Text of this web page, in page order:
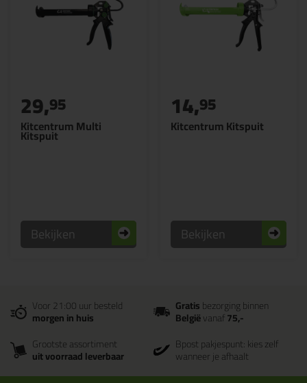
Kitcentrum Multi
Kitspuit
29,95
Bekijken
Kitcentrum Kitspuit
14,95
Bekijken
Voor 21:00 uur besteld
morgen in huis
Gratisbezorging binnen
Belgiëvanaf75,-
Grootste assortiment
uit voorraad leverbaar
Bpost pakjespunt: kies zelf
wanneer je afhaalt